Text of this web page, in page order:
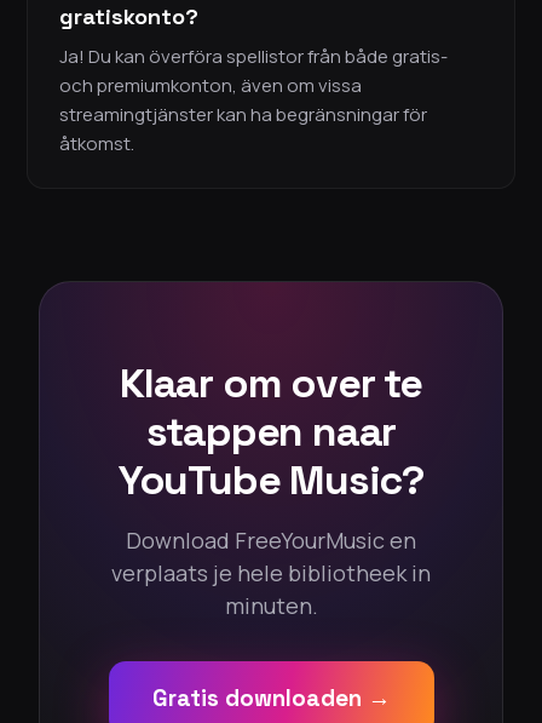
gratiskonto?
Ja! Du kan överföra spellistor från både gratis-
och premiumkonton, även om vissa
streamingtjänster kan ha begränsningar för
åtkomst.
Klaar om over te
stappen naar
YouTube Music?
Download FreeYourMusic en
verplaats je hele bibliotheek in
minuten.
Gratis downloaden →